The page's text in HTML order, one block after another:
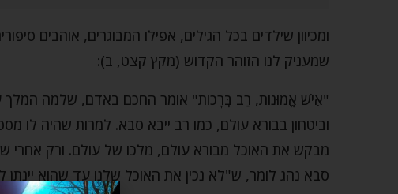
ומכיוון שילדים בכל הגילים, אפילו המבוגרים, אוהבים
שמעניק לנו הזוהר הקדוש (מקץ קצט, ב):
"אִישׁ אֱמוּנוֹת, רַב בְּרָכוֹת" אומר החכם באדם, שלמה המלך
וביטחון בבורא עולם, כמו רב ייבא סבא. למרות שהיה לו
מבקש את האוכל מבורא עולם, מלכו של עולם. ורק אחרי
סבא נהג לומר, ש"לא נכין את האוכל שלנו עד שהוא יינתן